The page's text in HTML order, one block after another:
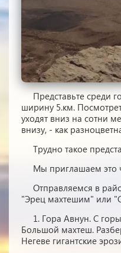
Представьте среди
ширину 5.км.
уходят вниз на сотни
внизу, - как
Трудно такое
Мы приглашаем это
Отправляемся в
"Эрец махтешим" или
1. Гора Авнун. С
Большой махтеш.
Негеве гигантские